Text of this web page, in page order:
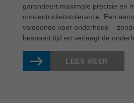
garandeert maximale precisie en
concentriciteitstolerantie. Een
voldoende voor onderhoud –
bespaart tijd en verlaagt de
LEES MEER